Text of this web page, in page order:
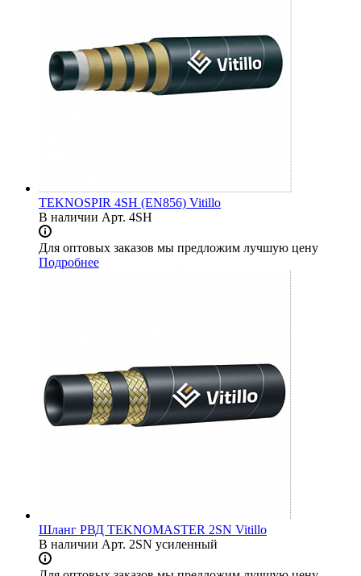
TEKNOSPIR 4SH (EN856) Vitillo
В наличии Арт. 4SH
Для оптовых заказов мы предложим лучшую цену
Подробнее
Шланг РВД TEKNOMASTER 2SN Vitillo
В наличии Арт. 2SN усиленный